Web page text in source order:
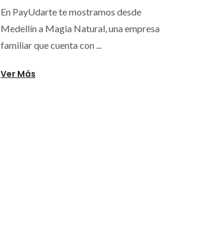
En PayUdarte te mostramos desde
Medellín a Magia Natural, una empresa
familiar que cuenta con ...
Ver Más